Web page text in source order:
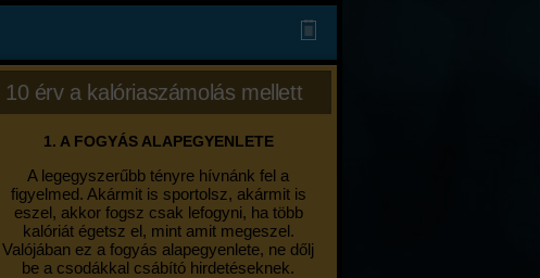
10 érv a kalóriaszámolás mellett
1. A FOGYÁS ALAPEGYENLETE
A legegyszerűbb tényre hívnánk fel a
figyelmed. Akármit is sportolsz, akármit is
eszel, akkor fogsz csak lefogyni, ha több
kalóriát égetsz el, mint amit megeszel.
Valójában ez a fogyás alapegyenlete, ne dőlj
be a csodákkal csábító hirdetéseknek.